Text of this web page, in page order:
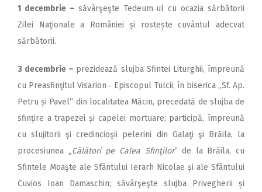
1 decembrie –săvârşeşte Tedeum‑ul cu ocazia sărbătorii
Zilei Naţionale a României și rostește cuvântul adecvat
sărbătorii.
3 decembrie – prezidează slujba Sfintei Liturghii, împreună
cu Preasfinţitul Visarion ‑ Epis­copul Tulcii, în biserica „Sf. Ap.
Petru și Pavel“ din localitatea Măcin, precedată de slujba de
sfințire a trapezei și capelei mortuare; participă, împreună
cu slujitorii şi credincioşii pelerini din Galaţi şi Brăila, la
procesiunea „Călători pe Calea Sfinţilor“ de la Brăila, cu
Sfintele Moaşte ale Sfântului Ierarh Nicolae și ale Sfântului
Cuvios Ioan Damaschin; săvârşeşte slujba Privegherii și